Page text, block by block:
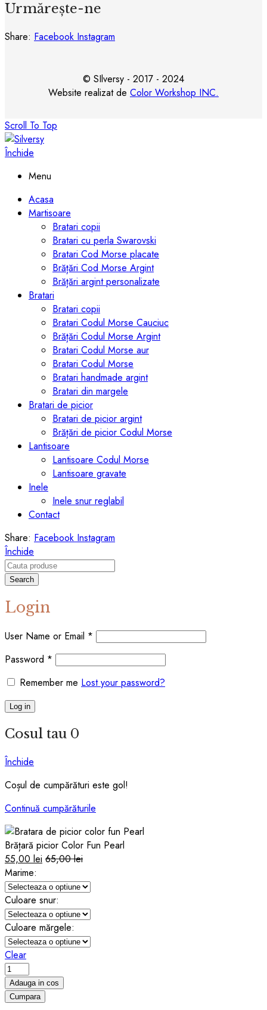
Urmărește-ne
Share: Facebook Instagram
© SIlversy - 2017 - 2024
Website realizat de Color Workshop INC.
Scroll To Top
Închide
Menu
Acasa
Martisoare
Bratari copii
Bratari cu perla Swarovski
Bratari Cod Morse placate
Brățări Cod Morse Argint
Brățări argint personalizate
Bratari
Bratari copii
Bratari Codul Morse Cauciuc
Brățări Codul Morse Argint
Bratari Codul Morse aur
Bratari Codul Morse
Bratari handmade argint
Bratari din margele
Bratari de picior
Bratari de picior argint
Brățări de picior Codul Morse
Lantisoare
Lantisoare Codul Morse
Lantisoare gravate
Inele
Inele snur reglabil
Contact
Share: Facebook Instagram
Închide
Search
Login
User Name or Email *
Password *
Remember me Lost your password?
Log in
Cosul tau 0
Închide
Coșul de cumpărături este gol!
Continuă cumpărăturile
Brățară picior Color Fun Pearl
55,00 lei 65,00lei
Marime:
Culoare snur:
Culoare mărgele:
Clear
Brățară
picior
Color
Adauga in cos
Cumpara